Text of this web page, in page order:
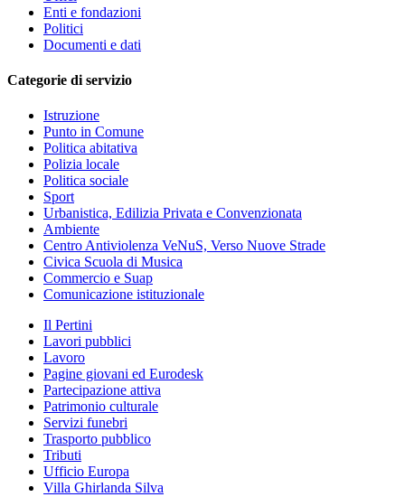
Enti e fondazioni
Politici
Documenti e dati
Categorie di servizio
Istruzione
Punto in Comune
Politica abitativa
Polizia locale
Politica sociale
Sport
Urbanistica, Edilizia Privata e Convenzionata
Ambiente
Centro Antiviolenza VeNuS, Verso Nuove Strade
Civica Scuola di Musica
Commercio e Suap
Comunicazione istituzionale
Il Pertini
Lavori pubblici
Lavoro
Pagine giovani ed Eurodesk
Partecipazione attiva
Patrimonio culturale
Servizi funebri
Trasporto pubblico
Tributi
Ufficio Europa
Villa Ghirlanda Silva